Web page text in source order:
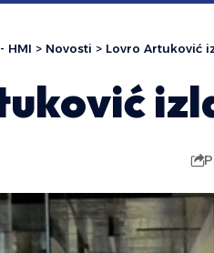
HMI > Novosti > Lovro Artuković